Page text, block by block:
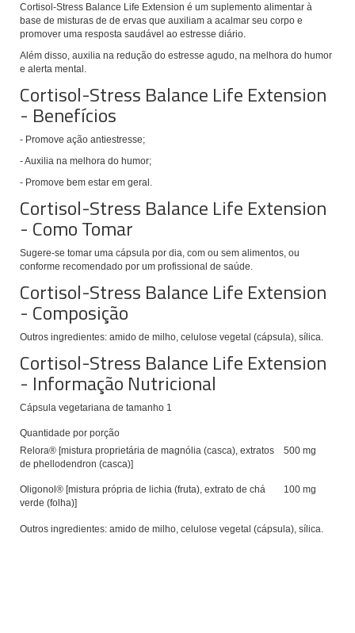
Cortisol-Stress Balance Life Extension é um suplemento alimentar à
base de misturas de de ervas que auxiliam a acalmar seu corpo e
promover uma resposta saudável ao estresse diário.
Além disso, auxilia na redução do estresse agudo, na melhora do humor
e alerta mental.
Cortisol-Stress Balance Life Extension
- Benefícios
- Promove ação antiestresse;
- Auxilia na melhora do humor;
- Promove bem estar em geral.
Cortisol-Stress Balance Life Extension
- Como Tomar
Sugere-se tomar uma cápsula por dia, com ou sem alimentos, ou
conforme recomendado por um profissional de saúde.
Cortisol-Stress Balance Life Extension
- Composição
Outros ingredientes: amido de milho, celulose vegetal (cápsula), sílica.
Cortisol-Stress Balance Life Extension
- Informação Nutricional
Cápsula vegetariana de tamanho 1
Quantidade por porção
Relora® [mistura proprietária de magnólia (casca), extratos
de phellodendron (casca)]
500 mg
Oligonol® [mistura própria de lichia (fruta), extrato de chá
verde (folha)]
100 mg
Outros ingredientes: amido de milho, celulose vegetal (cápsula), sílica.